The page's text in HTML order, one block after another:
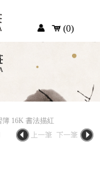
(0)
16K 書法描紅